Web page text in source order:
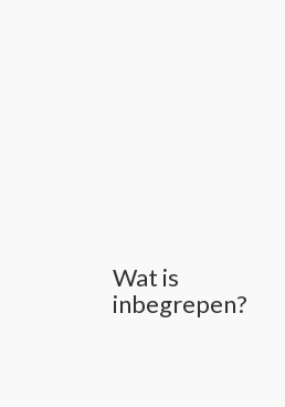
Wat is
inbegrepen?